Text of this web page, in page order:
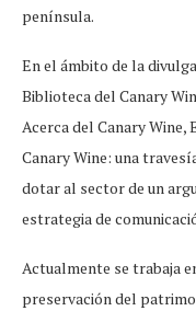
península.
En el ámbito de la
Biblioteca del Canary
Acerca del Canary Wine,
Canary Wine: una
dotar al sector de un
estrategia de
Actualmente se trabaja
preservación del